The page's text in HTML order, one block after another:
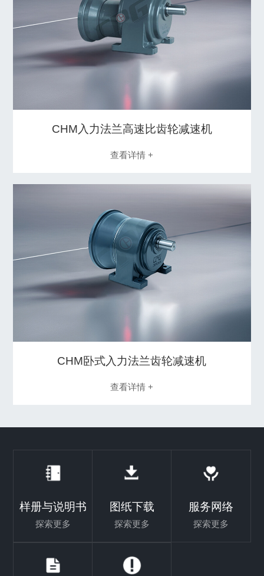
CHM入力法兰高速比齿轮减速机
查看详情 +
CHM卧式入力法兰齿轮减速机
查看详情 +
样册与说明书
探索更多
图纸下载
探索更多
服务网络
探索更多